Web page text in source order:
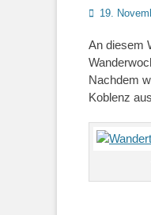
Posted
19.
An diesem
Nachdem
Koblenz